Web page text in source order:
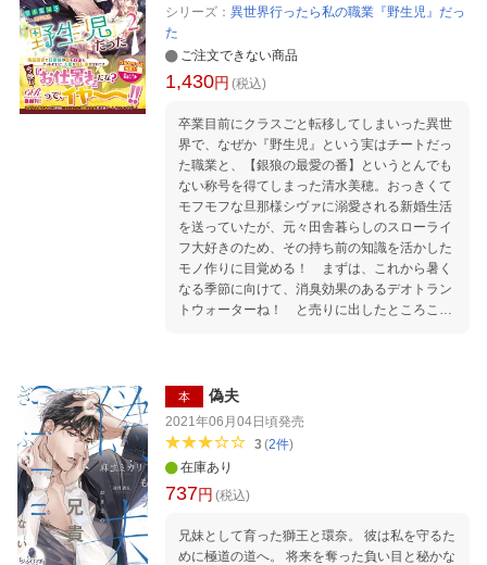
シリーズ： 異世界行ったら私の職業『野生児』だっ
た
ご注文できない商品
1,430円 (税込)
卒業目前にクラスごと転移してしまいった異世
界で、なぜか『野生児』という実はチートだっ
た職業と、【銀狼の最愛の番】というとんでも
ない称号を得てしまった清水美穂。おっきくて
モフモフな旦那様シヴァに溺愛される新婚生活
を送っていたが、元々田舎暮らしのスローライ
フ大好きのため、その持ち前の知識を活かした
モノ作りに目覚める！ まずは、これから暑く
なる季節に向けて、消臭効果のあるデオトラン
トウォーターね！ と売りに出したところこれ
モフな旦那様に溺愛されながら頑張る異世界フ
ァンタジー第2巻！
本 偽夫
2021年06月04日頃発売
3(2件)
在庫あり
737円 (税込)
兄妹として育った獅王と環奈。 彼は私を守るた
めに極道の道へ。 将来を奪った負い目と秘かな